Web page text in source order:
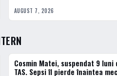
AUGUST 7, 2026
2 · TOP
Cosmin Matei, suspendat 9 luni
TAS. Sepsi îl pierde înaintea